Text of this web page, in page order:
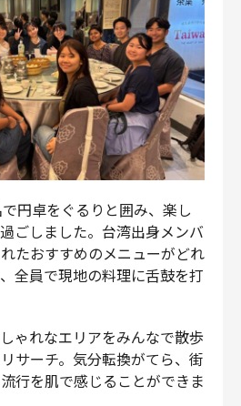
円卓をぐるりと囲み、楽し
ごしました。台湾出身メンバ
たおすすめのメニューがどれ
全員で現地の料理に舌鼓を打
ゃれなエリアをみんなで散歩
サーチ。気分転換がてら、街
行を肌で感じることができま